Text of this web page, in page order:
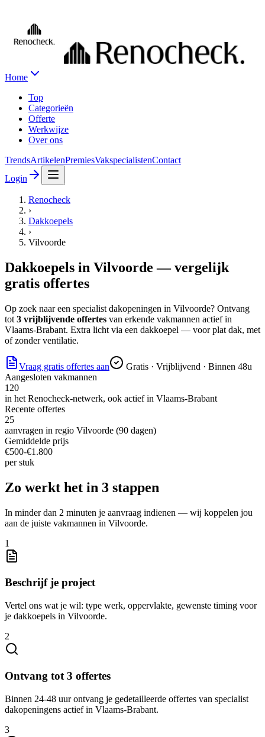
Home
Top
Categorieën
Offerte
Werkwijze
Over ons
TrendsArtikelenPremiesVakspecialistenContact
Login
Renocheck
›
Dakkoepels
›
Vilvoorde
Dakkoepels in Vilvoorde — vergelijk
gratis offertes
Op zoek naareen specialist dakopeningen in Vilvoorde? Ontvang
tot 3 vrijblijvende offertes van erkende vakmannen actief in
Vlaams-Brabant. Extra licht via een dakkoepel — voor plat dak, met
of zonder ventilatie.
Vraag gratis offertes aan
Gratis · Vrijblijvend · Binnen 48u
Aangesloten vakmannen
120
in het Renocheck-netwerk, ook actief in Vlaams-Brabant
Recente offertes
25
aanvragen in regio Vilvoorde (90 dagen)
Gemiddelde prijs
€500-€1.800
perstuk
Zo werkt het in 3 stappen
In minder dan 2 minuten je aanvraag indienen — wij koppelen jou
aan de juiste vakmannen in Vilvoorde.
1
Beschrijf je project
Vertel ons wat je wil: type werk, oppervlakte, gewenste timing voor
je dakkoepels in Vilvoorde.
2
Ontvang tot 3 offertes
Binnen 24-48 uur ontvang je gedetailleerde offertes van specialist
dakopeningens actief in Vlaams-Brabant.
3